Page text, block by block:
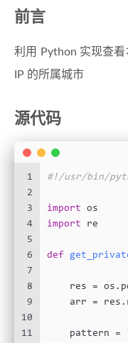
前言
利用 Python 实现查
IP 的所属城市
源代码
1
2
3
4
5
6
7
8
9
10
11
#!/usr/bin/
import os
import re
def
res =
arr =
    pattern =